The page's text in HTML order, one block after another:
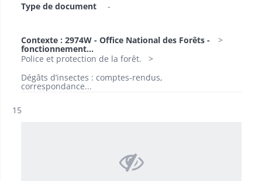
Type de document
-
Contexte : 2974W - Office National des Forêts -
fonctionnement...
Police et protection de la forêt.
Dégâts d’insectes : comptes-rendus,
correspondance...
Résultat n°
15